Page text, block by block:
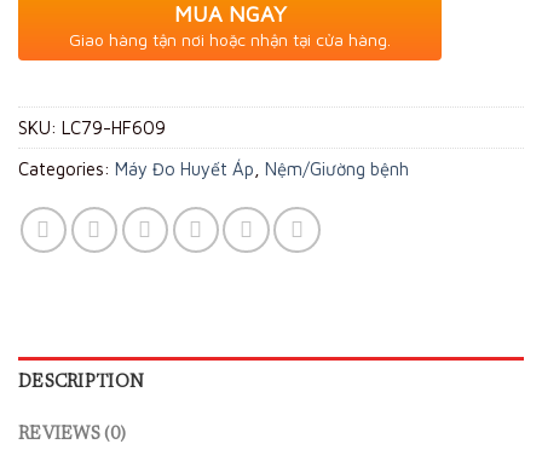
MUA NGAY
Giao hàng tận nơi hoặc nhận tại cửa hàng.
SKU: LC79-HF609
Categories: Máy Đo Huyết Áp Nệm/Giường bệnh
DESCRIPTION
REVIEWS (0)